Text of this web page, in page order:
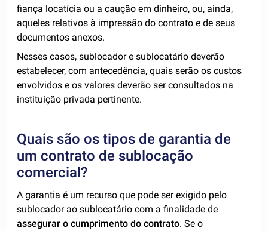
fiança locatícia ou a caução em dinheiro, ou, ainda,
aqueles relativos à impressão do contrato e de seus
documentos anexos.
Nesses casos, sublocador e sublocatário deverão
estabelecer, com antecedência, quais serão os custos
envolvidos e os valores deverão ser consultados na
instituição privada pertinente.
Quais são os tipos de garantia de
um contrato de sublocação
comercial?
A garantia é um recurso que pode ser exigido pelo
sublocador ao sublocatário com a finalidade de
assegurar o cumprimento do contrato. Se o